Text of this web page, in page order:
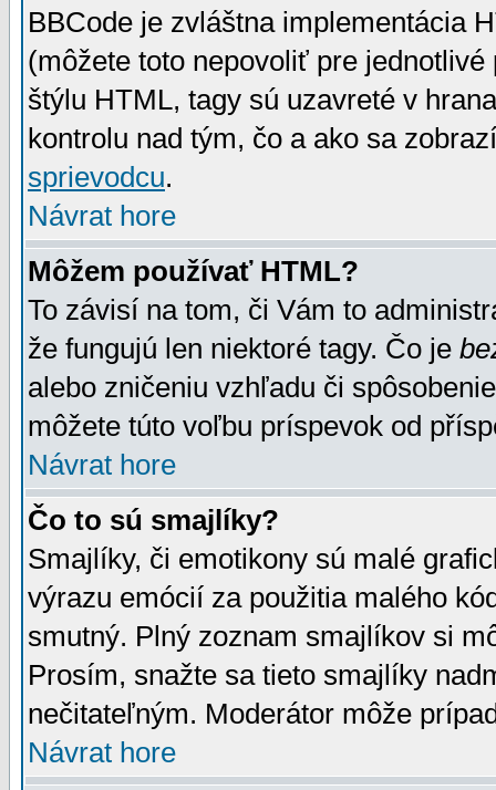
BBCode je zvláštna implementácia
(môžete toto nepovoliť pre
štýlu HTML, tagy sú uzavreté v
kontrolu nad tým, čo a ako sa
sprievodcu.
Návrat hore
Môžem používať HTML?
To závisí na tom, či Vám to
že fungujú len niektoré tagy. Čo je
alebo zničeniu vzhľadu či
môžete túto voľbu príspevok od
Návrat hore
Čo to sú smajlíky?
Smajlíky, či emotikony sú malé
výrazu emócií za použitia malého
smutný. Plný zoznam smajlíkov si
Prosím, snažte sa tieto smajlíky
nečitateľným. Moderátor môže
Návrat hore